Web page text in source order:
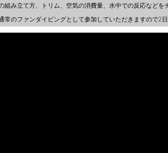
組み立て方、トリム、空気の消費量、水中での反応などを
常のファンダイビングとして参加していただきますので2